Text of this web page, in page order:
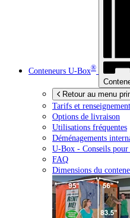
Conteneurs U-Box®
Retour au menu
Tarifs et
Options de livraison
Utilisations fréquentes
Déménagements
U-Box - Conseils
FAQ
Dimensions du